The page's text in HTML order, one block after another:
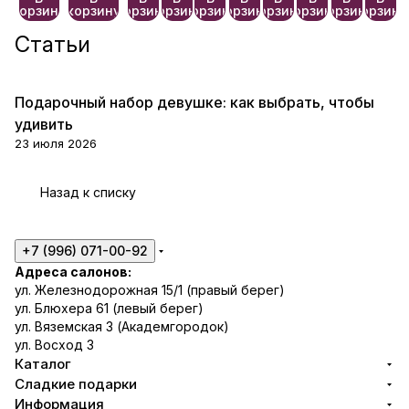
атно🎀
корзину корзинукорзинукорзинукорзинукорзинукорзинукорзинукорзинукорзину
Статьи
Сладкие подарки
Подарочный набор девушке: как выбрать, чтобы
удивить
23 июля 2026
Назад к списку
+7 (996) 071-00-92
Адреса салонов:
ул. Железнодорожная 15/1 (правый берег)
ул. Блюхера 61 (левый берег)
ул. Вяземская 3 (Академгородок)
ул. Восход 3
Каталог
Сладкие подарки
Информация